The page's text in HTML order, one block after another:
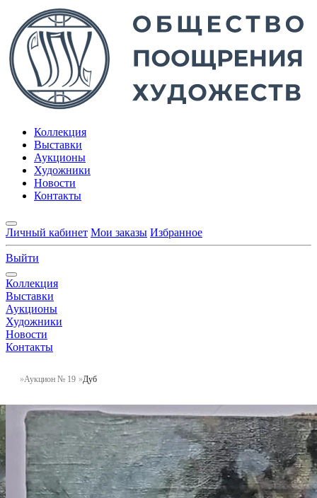
Коллекция
Выставки
Аукционы
Художники
Новости
Контакты
Личный кабинет Мои заказы Избранное
Выйти
Коллекция
Выставки
Аукционы
Художники
Новости
Контакты
Аукцион № 19 Дуб